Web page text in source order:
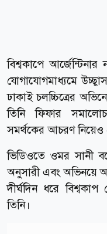
বিশ্বকাপে
যোগাযোগমাধ্যমে
ঢাকাই চলচ্চিত্রের
তিনি ফিফার
সমর্থকের আচরণ নিয়েও
ভিডিওতে ওমর সানী
অনুসারী এবং অভিনয়ে
দীর্ঘদিন ধরে
তিনি।